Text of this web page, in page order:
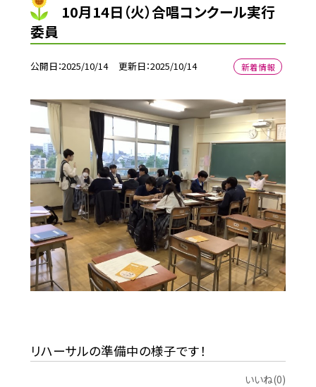
10月14日（火）合唱コンクール実行
委員
公開日 2025/10/14 更新日 2025/10/14 新着情報
リハーサルの準備中の様子です！
いいね(0)